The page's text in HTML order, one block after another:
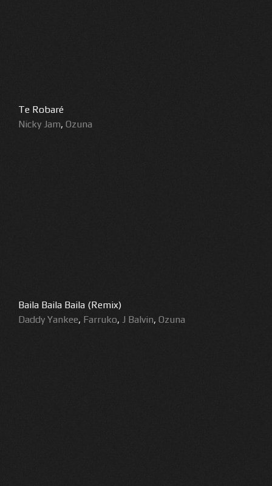
Te Robaré
Nicky Jam, Ozuna
Baila Baila Baila (Remix)
Daddy Yankee, Farruko, J Balvin, Ozuna